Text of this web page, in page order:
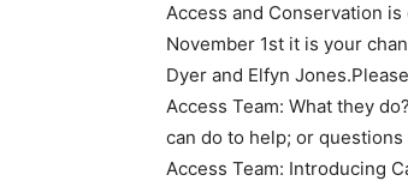
Access and Conservation
November 1st it is your
Dyer and Elfyn
Access Team: What they
can do to help; or
Access Team: Introducing